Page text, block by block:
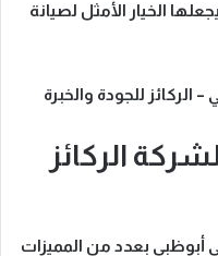
الخيار الأمثل لصيانة
للجودة والخبرة
الركائز
أبوظبي بعدد من المميزات